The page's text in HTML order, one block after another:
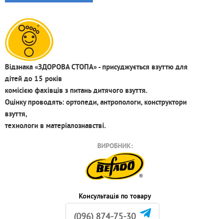
Відзнака «ЗДОРОВА СТОПА» - присуджується взуттю для
дітей до 15 років
комісією фахівців з питань дитячого взуття.
Оцінку проводять: ортопеди, антропологи, конструктори
взуття,
технологи в матеріалознавстві.
ВИРОБНИК:
Консультація по товару
(096) 874-75-30